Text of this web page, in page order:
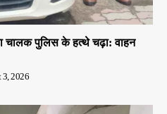
चालक पुलिस के हत्थे चढ़ा: वाहन
3, 2026